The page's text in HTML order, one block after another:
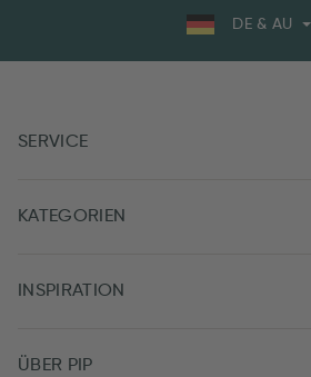
DE & AU
SERVICE
KATEGORIEN
INSPIRATION
ÜBER PIP